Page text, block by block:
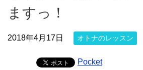
ますっ！
2018年4月17日 オトナのレッスン
Pocket